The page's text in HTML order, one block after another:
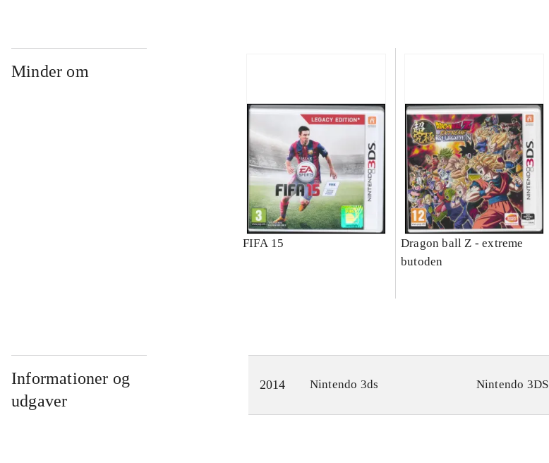
Minder om
FIFA 15
Dragon ball Z - extreme
butoden
Informationer og
udgaver
2014 Nintendo 3ds Nintendo 3DS